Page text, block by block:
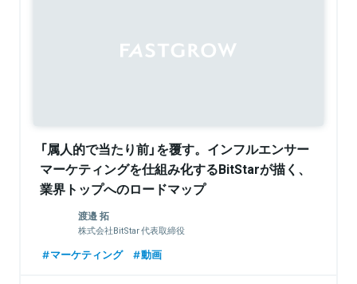
「属人的で当たり前」を覆す。インフルエンサー
マーケティングを仕組み化するBitStarが描く、
業界トップへのロードマップ
渡邉 拓
株式会社BitStar 代表取締役
マーケティング 動画